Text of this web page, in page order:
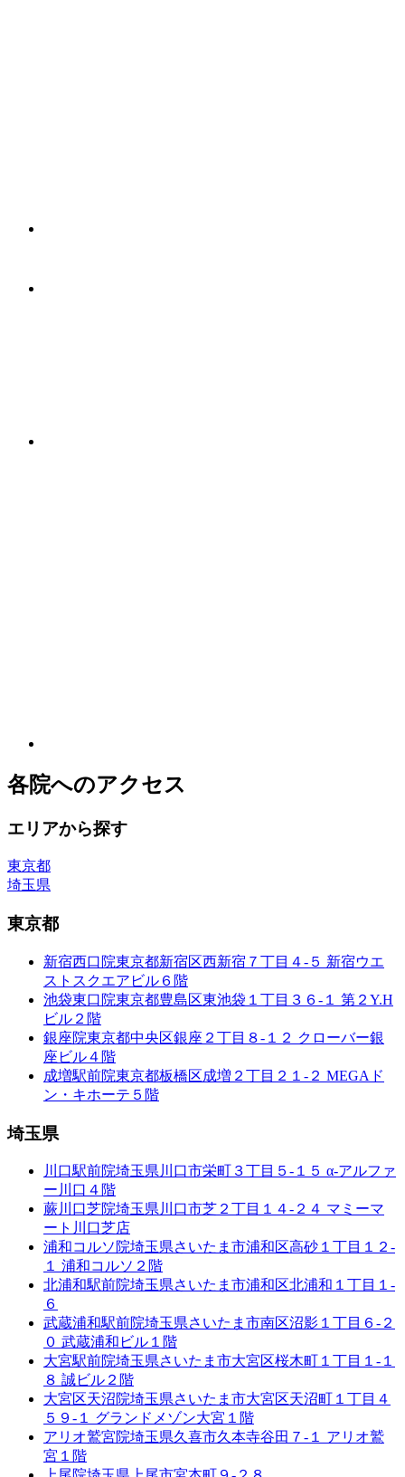
各院へのアクセス
エリアから探す
東京都
埼玉県
東京都
新宿西口院東京都新宿区西新宿７丁目４-５ 新宿ウエ
ストスクエアビル６階
池袋東口院東京都豊島区東池袋１丁目３６-１ 第２Y.H
ビル２階
銀座院東京都中央区銀座２丁目８-１２ クローバー銀
座ビル４階
成増駅前院東京都板橋区成増２丁目２１-２ MEGAド
ン・キホーテ５階
埼玉県
川口駅前院埼玉県川口市栄町３丁目５-１５ α-アルファ
ー川口４階
蕨川口芝院埼玉県川口市芝２丁目１４-２４ マミーマ
ート川口芝店
浦和コルソ院埼玉県さいたま市浦和区高砂１丁目１２-
１ 浦和コルソ２階
北浦和駅前院埼玉県さいたま市浦和区北浦和１丁目１-
６
武蔵浦和駅前院埼玉県さいたま市南区沼影１丁目６-２
０ 武蔵浦和ビル１階
大宮駅前院埼玉県さいたま市大宮区桜木町１丁目１-１
８ 誠ビル２階
大宮区天沼院埼玉県さいたま市大宮区天沼町１丁目４
５９-１ グランドメゾン大宮１階
アリオ鷲宮院埼玉県久喜市久本寺谷田７-１ アリオ鷲
宮１階